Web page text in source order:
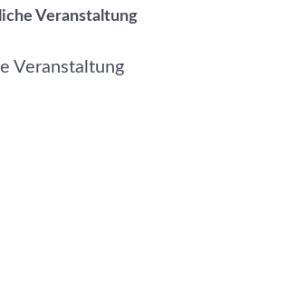
Veranstaltung
Veranstaltung